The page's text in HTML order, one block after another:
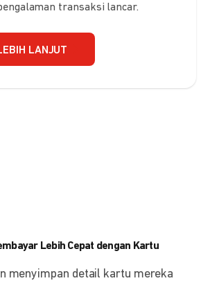
transaksi lancar.
LANJUT
Lebih Cepat dengan Kartu
menyimpan detail kartu mereka